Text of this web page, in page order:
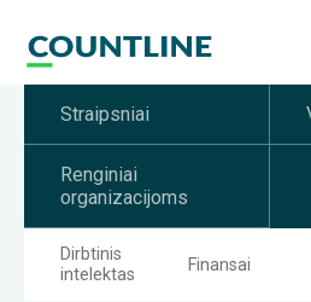
Straipsniai
Renginiai
organizacijoms
Dirbtinis
intelektas
Finansai